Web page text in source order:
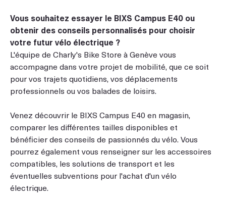
Vous souhaitez essayer le BIXS Campus E40 ou
obtenir des conseils personnalisés pour choisir
votre futur vélo électrique ?
L'équipe de Charly's Bike Store à Genève vous
accompagne dans votre projet de mobilité, que ce soit
pour vos trajets quotidiens, vos déplacements
professionnels ou vos balades de loisirs.
Venez découvrir le BIXS Campus E40 en magasin,
comparer les différentes tailles disponibles et
bénéficier des conseils de passionnés du vélo. Vous
pourrez également vous renseigner sur les accessoires
compatibles, les solutions de transport et les
éventuelles subventions pour l'achat d'un vélo
électrique.